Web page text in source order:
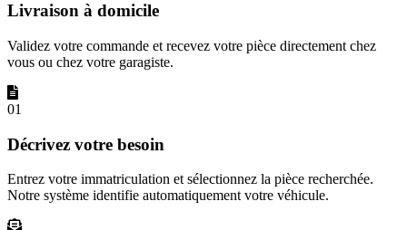
Livraison à domicile
Validez votre commande et recevez votre pièce directement chez
vous ou chez votre garagiste.
01
Décrivez votre besoin
Entrez votre immatriculation et sélectionnez la pièce recherchée.
Notre système identifie automatiquement votre véhicule.